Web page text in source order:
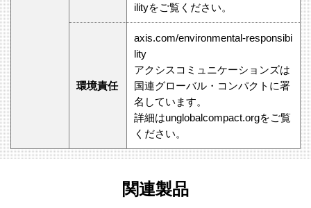
ilityをご覧ください。
環境責任
axis.com/environmental-responsibi
lity
アクシスコミュニケーションズは
国連グローバル・コンパクトに署
名しています。
詳細はunglobalcompact.orgをご覧
ください。
関連製品